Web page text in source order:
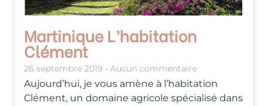
Martinique L’habitation
Clément
26 septembre 2019 Aucun commentaire
Aujourd’hui, je vous amène à l’habitation
Clément, un domaine agricole spécialisé dans